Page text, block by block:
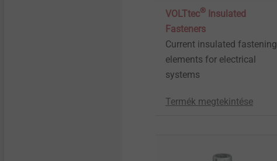
VOLTtec® Insulated
Fasteners
Current insulated fastening
elements for electrical
systems
Termék megtekintése